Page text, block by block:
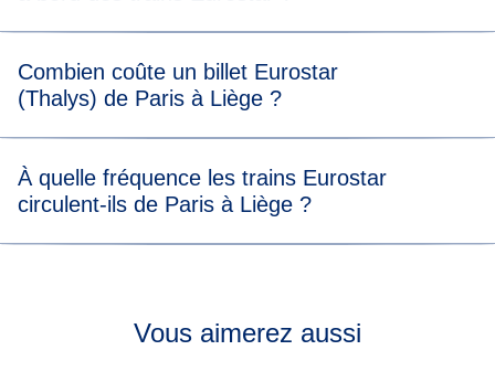
30 cm) et un bagage à main. Il n'y a pas de limite de poids,
mais il faut pouvoir transporter tous vos bagages et les
Combien coûte un billet Eurostar
(Thalys) de Paris à Liège ?
À quelle fréquence les trains Eurostar
circulent-ils de Paris à Liège ?
Vous aimerez aussi